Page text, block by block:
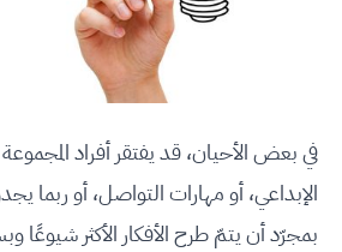
في بعض الأحيان، قد يفتقر أفراد المجموعة
الإبداعي، أو مهارات التواصل، أو ربما
بمجرّد أن يتمّ طرح الأفكار الأكثر شيوعًا